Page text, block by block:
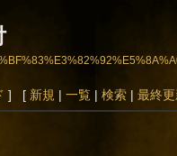
] [ 新規 | 一覧| 検索| 最終